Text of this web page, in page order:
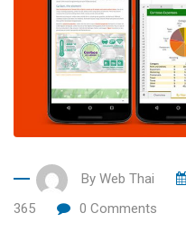
By Web Thai
365
0 Comments